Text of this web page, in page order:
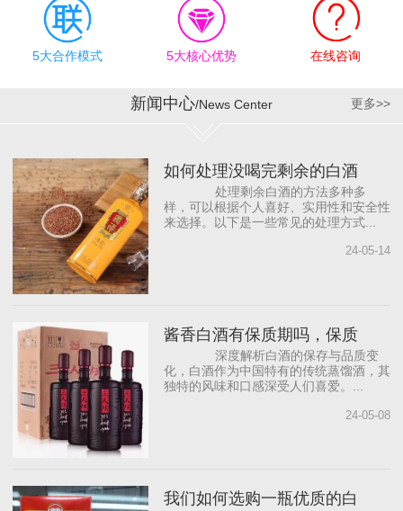
理念，为员工明确职业规
划目标，提供有竞争力的
薪资待遇和发展机会，帮
内著名白酒营销咨询公司
合作，借助“外脑”提供智力
入前沿的营销理念，从而
打...
5大合作模式 5大核心优势 在线咨询
新闻中心/News Center 更多>>
如何处理没喝完剩余的白酒
处理剩余白酒的方法多种多
样，可以根据个人喜好、实用性和安全性
来选择。以下是一些常见的处理方式...
24-05-14
酱香白酒有保质期吗，保质
深度解析白酒的保存与品质变
化，白酒作为中国特有的传统蒸馏酒，其
独特的风味和口感深受人们喜爱。...
24-05-08
我们如何选购一瓶优质的白